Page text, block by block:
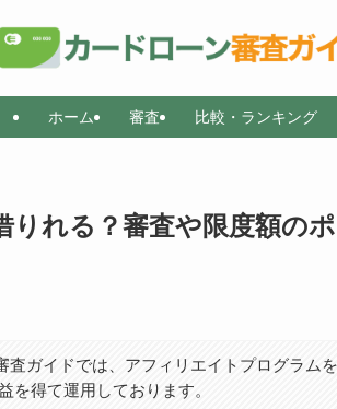
ホーム 審査 比較・ランキング
れる？審査や限度額の
査ガイドでは、アフィリエイトプログラム
を得て運用しております。